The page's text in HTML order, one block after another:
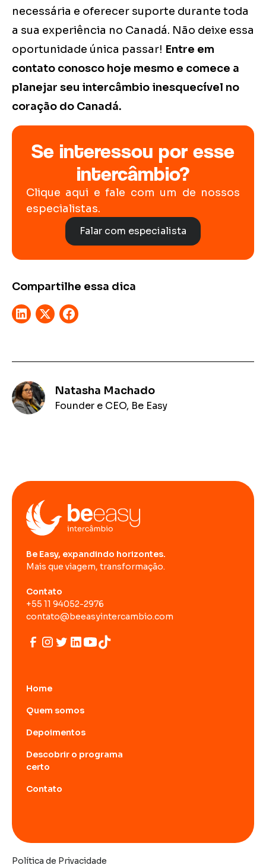
necessária e oferecer suporte durante toda
a sua experiência no Canadá. Não deixe essa
oportunidade única passar! Entre em
contato conosco hoje mesmo e comece a
planejar seu intercâmbio inesquecível no
coração do Canadá.
Se interessou por esse
intercâmbio?
Clique aqui e fale com um de nossos
especialistas.
Falar com especialista
Compartilhe essa dica
Natasha Machado
Founder e CEO, Be Easy
Be Easy, expandindo horizontes.
Mais que viagem, transformação.
Contato
+55 11 94052-2976
contato@beeasyintercambio.com
Home
Quem somos
Depoimentos
Descobrir o programa
certo
Contato
Política de Privacidade